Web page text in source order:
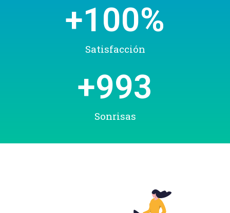
Satisfacción
+100%
Sonrisas
+993